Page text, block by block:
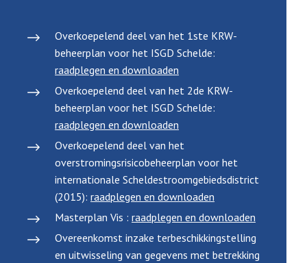
Overkoepelend deel van het 1ste KRW-
beheerplan voor het ISGD Schelde:
raadplegen en downloaden
Overkoepelend deel van het 2de KRW-
beheerplan voor het ISGD Schelde:
raadplegen en downloaden
Overkoepelend deel van het
overstromingsrisicobeheerplan voor het
internationale Scheldestroomgebiedsdistrict
(2015): raadplegen en downloaden
Masterplan Vis : raadplegen en downloaden
Overeenkomst inzake terbeschikkingstelling
en uitwisseling van gegevens met betrekking